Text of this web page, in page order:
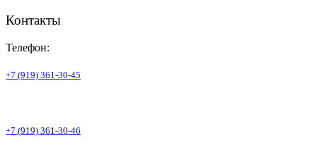
Контакты
Телефон:
+7 (919) 361-30-45
+7 (919) 361-30-46